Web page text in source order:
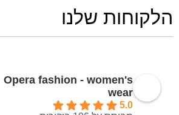
הלקוחות שלנו
Opera fashion - women's
wear
5.0